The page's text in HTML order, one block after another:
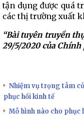
tận dụng được quá
các thị trường xuất
“Bài tuyên truyền
29/5/2020 của Chính
Nhiệm vụ trọng tâm
phục hồi kinh tế
Mô hình nào cho phục